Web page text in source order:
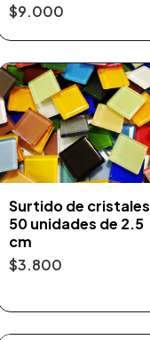
$9.000
Surtido de cristales
50 unidades de 2.5
cm
$3.800